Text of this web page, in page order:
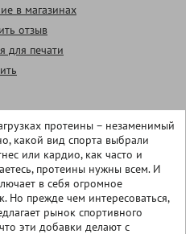
в магазинах
отзыв
для печати
протеины – незаменимый
какой вид спорта выбрали
или кардио, как часто и
протеины нужны всем. И
в себя огромное
Но прежде чем интересоваться,
рынок спортивного
эти добавки делают с